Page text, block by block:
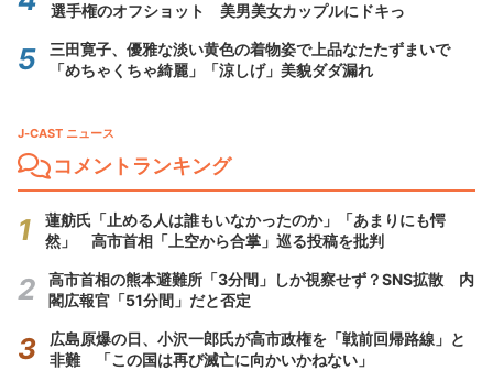
選手権のオフショット 美男美女カップルにドキっ
三田寛子、優雅な淡い黄色の着物姿で上品なたたずまいで
「めちゃくちゃ綺麗」「涼しげ」美貌ダダ漏れ
J-CAST ニュース
コメントランキング
蓮舫氏「止める人は誰もいなかったのか」「あまりにも愕
然」 高市首相「上空から合掌」巡る投稿を批判
高市首相の熊本避難所「3分間」しか視察せず？SNS拡散 内
閣広報官「51分間」だと否定
広島原爆の日、小沢一郎氏が高市政権を「戦前回帰路線」と
非難 「この国は再び滅亡に向かいかねない」